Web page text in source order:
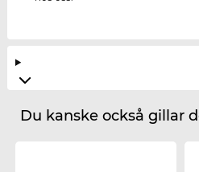
Du kanske också gillar